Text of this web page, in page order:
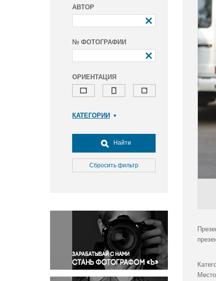
АВТОР
№ ФОТОГРАФИИ
ОРИЕНТАЦИЯ
КАТЕГОРИИ
Досуг, туризм и отдых
Культура
Медицина
Окружающая среда
Политика
Правосудие
Происшествия и конфликты
Религия
Светская жизнь
Найти
Сбросить фильтр